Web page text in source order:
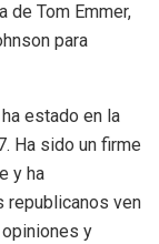
de Tom Emmer,
para
estado en la
Ha sido un firme
y ha
republicanos ven
y